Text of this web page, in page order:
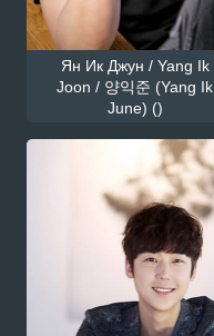
Ян Ик Джун / Yang Ik
Joon / 양익준 (Yang Ik
June) ()